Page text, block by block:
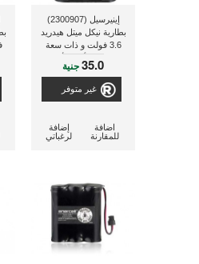
إينيرسيل (2300907)
بطارية نيكل ميتل هيدريد
3.6 فولت و ذات سعة
700 مللى أمبير لأجهزة
التليفون الغير مزودة
بسلك و الخاصة بشركة
باناسونيك
35.0جنية
غير متوفر
إضافة
لرغباتي
اضافة
للمقارنة